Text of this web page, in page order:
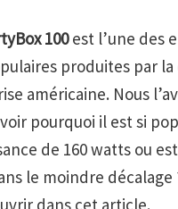
100est l’une des
produites par
américaine. Nous
pourquoi il est si
de 160 watts ou
le moindre décalage
dans cet article.